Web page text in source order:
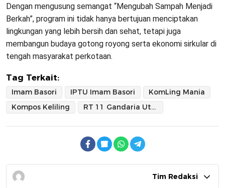
Dengan mengusung semangat “Mengubah Sampah Menjadi
Berkah”, program ini tidak hanya bertujuan menciptakan
lingkungan yang lebih bersih dan sehat, tetapi juga
membangun budaya gotong royong serta ekonomi sirkular di
tengah masyarakat perkotaan.
Tag Terkait:
Imam Basori IPTU Imam Basori
KomLing Mania
Kompos Keliling
RT 11 Gandaria Utara
Tim Redaksi